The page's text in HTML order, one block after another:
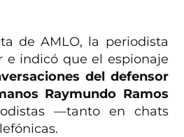
de AMLO, la periodista
e indicó que el espionaje
del defensor
Raymundo Ramos
—tanto en chats